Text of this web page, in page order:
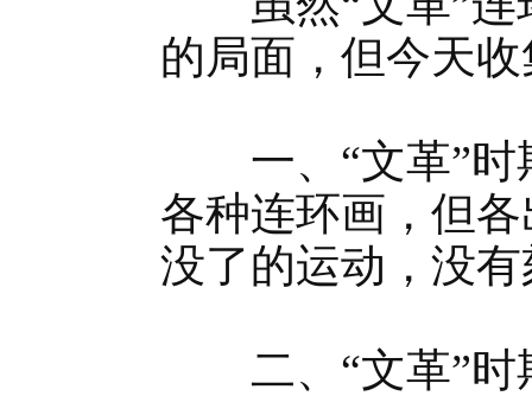
的局面，但今天
一、“文革”时
各种连环画，但
没了的运动，没
二、“文革”时